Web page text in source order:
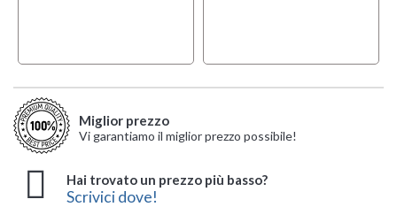
Miglior prezzo
Vi garantiamo il miglior prezzo possibile!
Hai trovato un prezzo più basso?
Scrivici dove!